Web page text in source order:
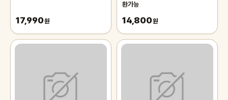
17,990원
환가능
14,800원